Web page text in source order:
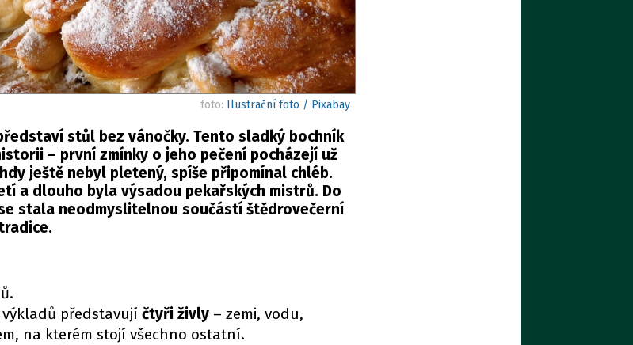
foto: Ilustrační foto / Pixabay
stůl bez vánočky. Tento sladký bochník
– první zmínky o jeho pečení pocházejí už
ještě nebyl pletený, spíše připomínal chléb.
a dlouho byla výsadou pekařských mistrů. Do
stala neodmyslitelnou součástí štědrovečerní
představují čtyři živly – zemi, vodu,
na kterém stojí všechno ostatní.